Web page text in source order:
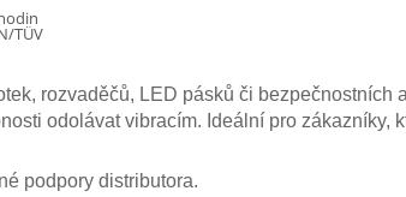
TÜV
rozvaděčů, LED pásků či bezpečnostních
odolávat vibracím. Ideální pro zákazníky,
podpory distributora.